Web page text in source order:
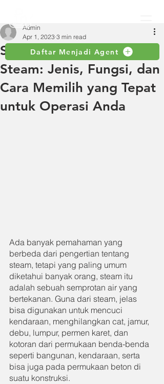
Daftar Menjadi Agent
Selang Industri untuk
Steam: Jenis, Fungsi, dan
Cara Memilih yang Tepat
untuk Operasi Anda
Admin
Apr 1, 2023 3 min read
Ada banyak pemahaman yang
berbeda dari pengertian tentang
steam, tetapi yang paling umum
diketahui banyak orang, steam itu
adalah sebuah semprotan air yang
bertekanan. Guna dari steam, jelas
bisa digunakan untuk mencuci
kendaraan, menghilangkan cat, jamur,
debu, lumpur, permen karet, dan
kotoran dari permukaan benda-benda
seperti bangunan, kendaraan, serta
bisa juga pada permukaan beton di
suatu konstruksi.